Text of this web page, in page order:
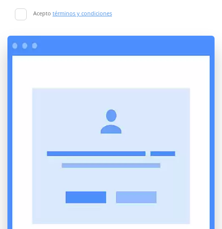
Acepto términos y condiciones